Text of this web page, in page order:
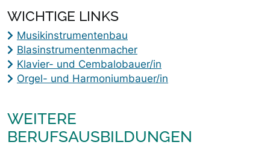
WICHTIGE LINKS
Musikinstrumentenbau
Blasinstrumentenmacher
Klavier- und Cembalobauer/in
Orgel- und Harmoniumbauer/in
WEITERE
BERUFSAUSBILDUNGEN